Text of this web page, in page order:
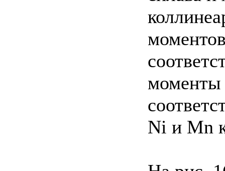
моменты
Ni и Mn